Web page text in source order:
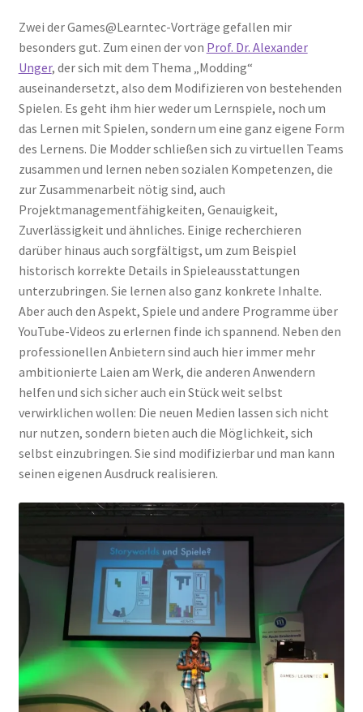
Zwei der Games@Learntec-Vorträge gefallen mir
besonders gut. Zum einen der von Prof. Dr. Alexander
Unger, der sich mit dem Thema „Modding“
auseinandersetzt, also dem Modifizieren von bestehenden
Spielen. Es geht ihm hier weder um Lernspiele, noch um
das Lernen mit Spielen, sondern um eine ganz eigene Form
des Lernens. Die Modder schließen sich zu virtuellen Teams
zusammen und lernen neben sozialen Kompetenzen, die
zur Zusammenarbeit nötig sind, auch
Projektmanagementfähigkeiten, Genauigkeit,
Zuverlässigkeit und ähnliches. Einige recherchieren
darüber hinaus auch sorgfältigst, um zum Beispiel
historisch korrekte Details in Spieleausstattungen
unterzubringen. Sie lernen also ganz konkrete Inhalte.
Aber auch den Aspekt, Spiele und andere Programme über
YouTube-Videos zu erlernen finde ich spannend. Neben den
professionellen Anbietern sind auch hier immer mehr
ambitionierte Laien am Werk, die anderen Anwendern
helfen und sich sicher auch ein Stück weit selbst
verwirklichen wollen: Die neuen Medien lassen sich nicht
nur nutzen, sondern bieten auch die Möglichkeit, sich
selbst einzubringen. Sie sind modifizierbar und man kann
seinen eigenen Ausdruck realisieren.